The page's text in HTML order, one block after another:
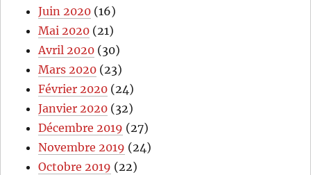
Juin 2020 (16)
Mai 2020 (21)
Avril 2020 (30)
Mars 2020 (23)
Février 2020 (24)
Janvier 2020 (32)
Décembre 2019 (27)
Novembre 2019 (24)
Octobre 2019 (22)